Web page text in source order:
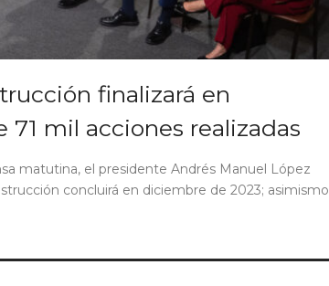
finalizará en
mil acciones realizadas
matutina, el presidente Andrés Manuel López
concluirá en diciembre de 2023; asimismo